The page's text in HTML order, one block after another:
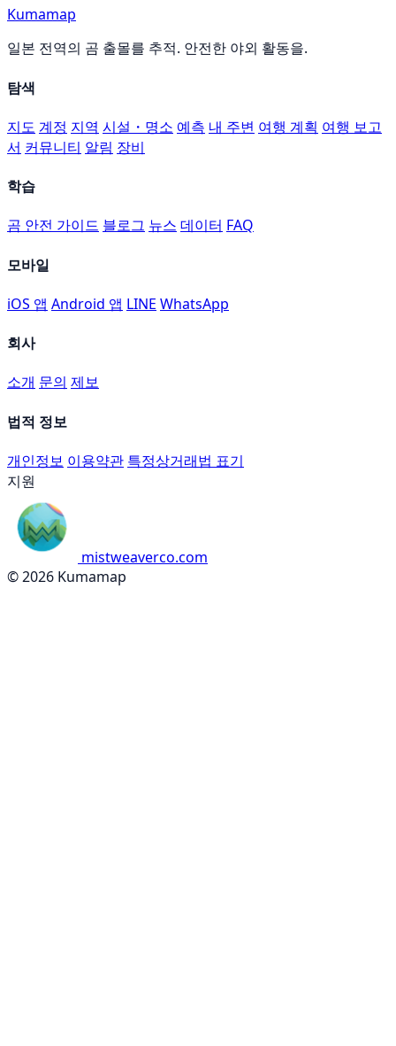
Kumamap
일본 전역의 곰 출몰를 추적. 안전한 야외 활동을.
탐색
지도 계정 지역 시설・명소 예측 내 주변 여행 계획 여행 보고
서 커뮤니티 알림 장비
학습
곰 안전 가이드 블로그 뉴스 데이터 FAQ
모바일
iOS 앱 Android 앱 LINE WhatsApp
회사
소개 문의 제보
법적 정보
개인정보 이용약관 특정상거래법 표기
지원
mistweaverco.com
© 2026 Kumamap